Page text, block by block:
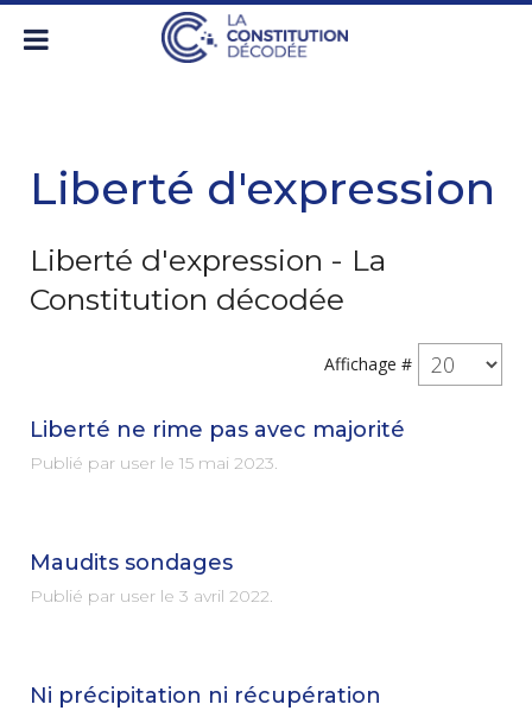
Liberté d'expression
Liberté d'expression - La
Constitution décodée
Affichage #
Liberté ne rime pas avec majorité
Publié par user le 15 mai 2023.
Maudits sondages
Publié par user le 3 avril 2022.
Ni précipitation ni récupération